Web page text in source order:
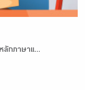
ลักภาษาแ...